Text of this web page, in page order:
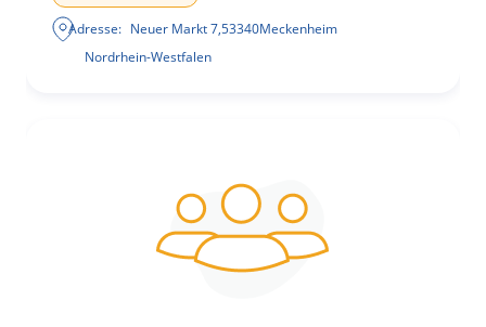
Adresse: Neuer Markt 7,53340Meckenheim
Nordrhein-Westfalen